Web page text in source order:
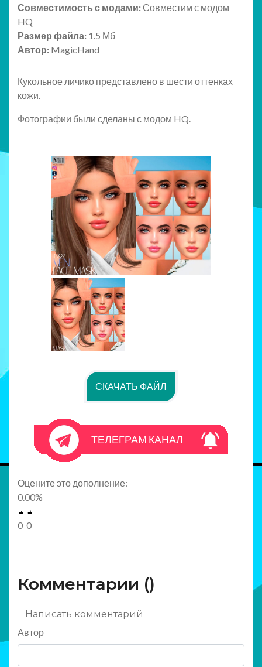
Совместимость с модами: Совместим с модом
HQ
Размер файла: 1.5 Мб
Автор: MagicHand
Кукольное личико представлено в шести оттенках
кожи.
Фотографии были сделаны с модом HQ.
СКАЧАТЬ ФАЙЛ
ТЕЛЕГРАМ КАНАЛ
Оцените это дополнение:
0.00%
0 0
Комментарии ()
Написать комментарий
Автор